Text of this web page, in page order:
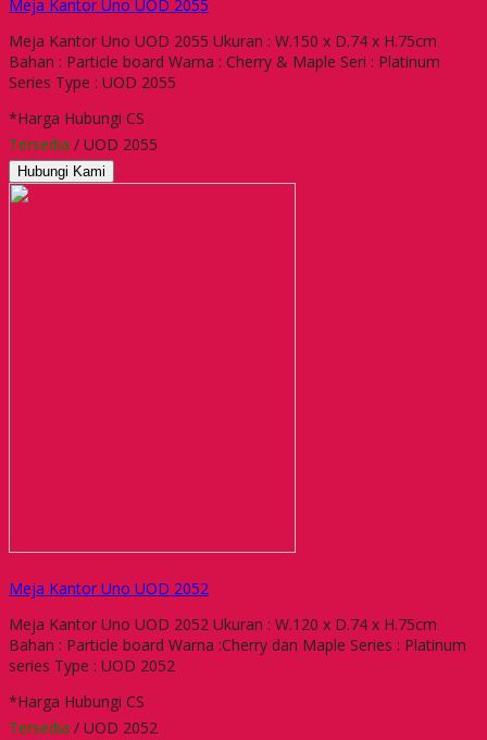
Meja Kantor Uno UOD 2055
Meja Kantor Uno UOD 2055 Ukuran : W.150 x D.74 x H.75cm
Bahan : Particle board Warna : Cherry & Maple Seri : Platinum
Series Type : UOD 2055
*Harga Hubungi CS
Tersedia / UOD 2055
Hubungi Kami
Meja Kantor Uno UOD 2052
Meja Kantor Uno UOD 2052 Ukuran : W.120 x D.74 x H.75cm
Bahan : Particle board Warna :Cherry dan Maple Series : Platinum
series Type : UOD 2052
*Harga Hubungi CS
Tersedia / UOD 2052